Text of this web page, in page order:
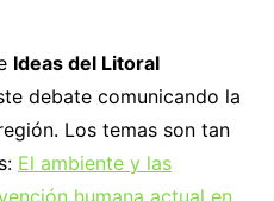
Ideas del Litoral
debate comunicando la
Los temas son tan
El ambiente y las
humana actual en